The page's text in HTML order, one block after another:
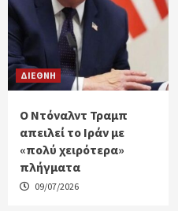
ΔΙΕΘΝΗ
Ο Ντόναλντ Τραμπ
απειλεί το Ιράν με
«πολύ χειρότερα»
πλήγματα
09/07/2026